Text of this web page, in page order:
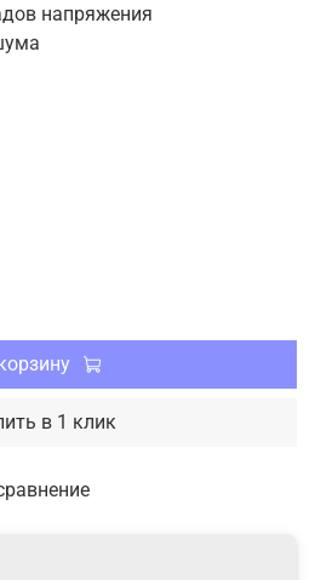
напряжения
внешнего блока
в комплекте
охлаждение, обогрев,
в 1 клик